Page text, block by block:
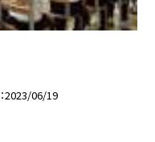
2023/06/19